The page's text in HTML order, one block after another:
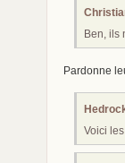
Ben, ils
Pardonne
Voici